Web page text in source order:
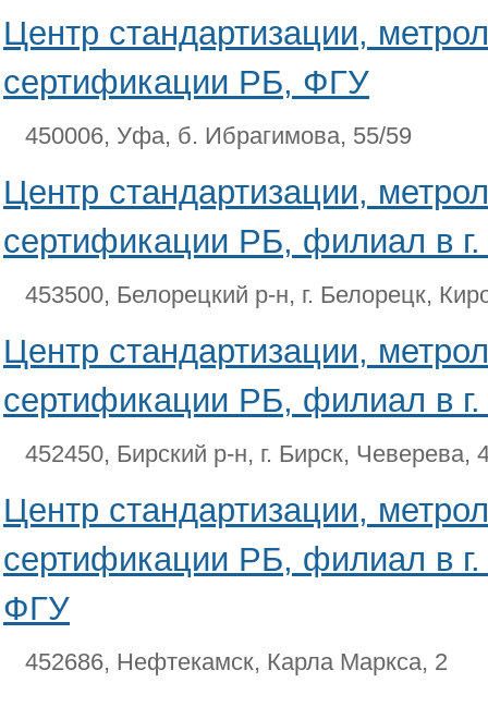
Центр стандартизации,
сертификации РБ, ФГУ
450006, Уфа, б. Ибрагимова, 55/59
Центр стандартизации,
сертификации РБ, филиал в
453500, Белорецкий р-н, г. Белорецк,
Центр стандартизации,
сертификации РБ, филиал в
452450, Бирский р-н, г. Бирск, Чеверева,
Центр стандартизации,
сертификации РБ, филиал в
ФГУ
452686, Нефтекамск, Карла Маркса, 2